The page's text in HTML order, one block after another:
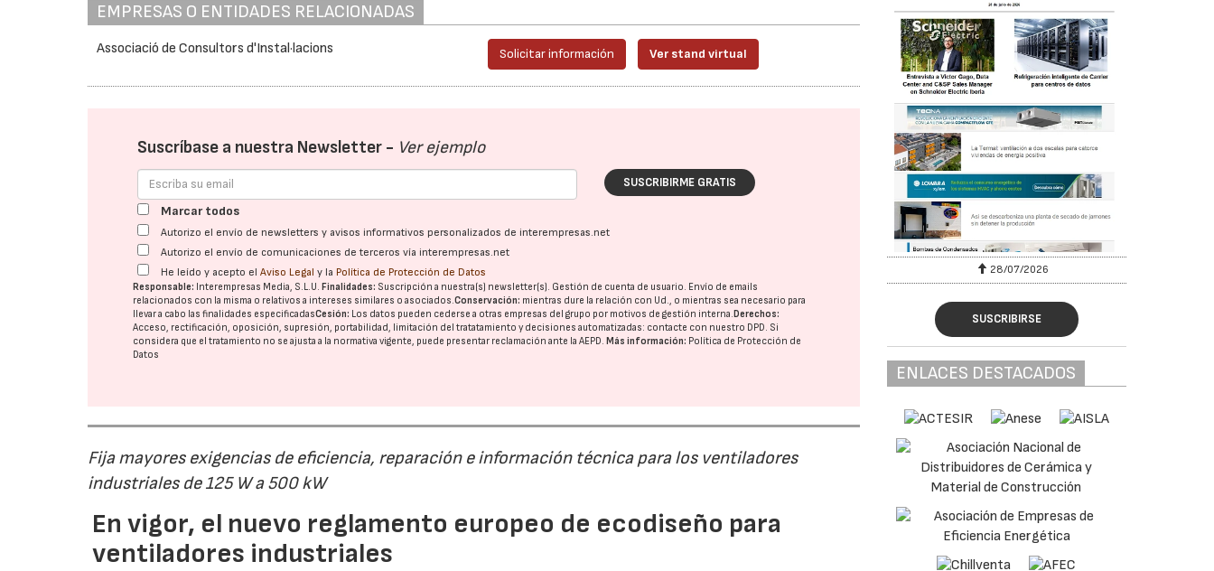
EMPRESAS O ENTIDADES RELACIONADAS
Associació de Consultors d'Instal·lacions Solicitar información Ver stand virtual
Suscríbase a nuestra Newsletter - Ver ejemplo
SUSCRIBIRME GRATIS
Marcar todos
Autorizo el envío de newsletters y avisos informativos personalizados de interempresas.net
Autorizo el envío de comunicaciones de terceros vía interempresas.net
He leído y acepto elAviso Legal y la Política de Protección de Datos
Responsable: Interempresas Media, S.L.U.Finalidades: Suscripción a nuestra(s) newsletter(s). Gestión de cuenta de usuario. Envío de emails
relacionados con la misma o relativos a intereses similares o asociados.Conservación: mientras dure la relación con Ud., o mientras sea necesario para
llevar a cabo las finalidades especificadasCesión: Los datos pueden cederse a otras empresas del grupo por motivos de gestión interna.Derechos:
Acceso, rectificación, oposición, supresión, portabilidad, limitación del tratatamiento y decisiones automatizadas: contacte con nuestro DPD. Si
considera que el tratamiento no se ajusta a la normativa vigente, puede presentar reclamación ante laAEPD.Más información: Política de Protección de
Datos
Fija mayores exigencias de eficiencia, reparación e información técnica para los ventiladores
industriales de 125 W a 500 kW
En vigor, el nuevo reglamento europeo de ecodiseño para
ventiladores industriales
28/07/2026
SUSCRIBIRSE
ENLACES DESTACADOS